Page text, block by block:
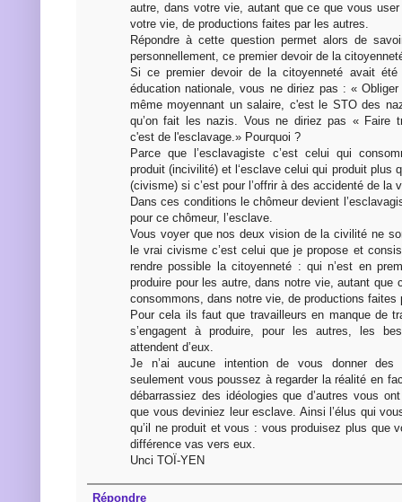
autre, dans votre vie, autant que ce que vous
votre vie, de productions faites par les autres.
Répondre à cette question permet alors de
personnellement, ce premier devoir de la
Si ce premier devoir de la citoyenneté avait
éducation nationale, vous ne diriez pas : « Obliger
même moyennant un salaire, c'est le STO des
qu’on fait les nazis. Vous ne diriez pas « Faire
c'est de l'esclavage.» Pourquoi ?
Parce que l’esclavagiste c’est celui qui
produit (incivilité) et l‘esclave celui qui produit plus
(civisme) si c’est pour l’offrir à des accidenté de la
Dans ces conditions le chômeur devient
pour ce chômeur, l’esclave.
Vous voyer que nos deux vision de la civilité ne
le vrai civisme c’est celui que je propose et
rendre possible la citoyenneté : qui n’est en
produire pour les autre, dans notre vie, autant que
consommons, dans notre vie, de productions faites
Pour cela ils faut que travailleurs en manque de
s’engagent à produire, pour les autres, les
attendent d’eux.
Je n’ai aucune intention de vous donner des
seulement vous poussez à regarder la réalité en
débarrassiez des idéologies que d’autres vous
que vous deviniez leur esclave. Ainsi l’élus qui
qu’il ne produit et vous : vous produisez plus que
différence vas vers eux.
Unci TOÏ-YEN
Répondre